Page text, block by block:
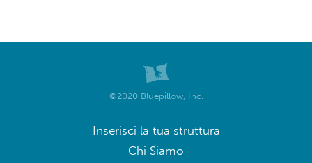
©2020 Bluepillow, Inc.
Inserisci la tua struttura
Chi Siamo